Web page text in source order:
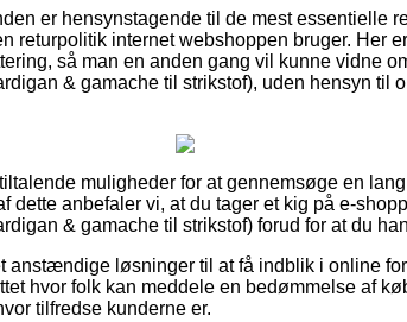
er hensynstagende til de mest essentielle
returpolitik internet webshoppen bruger. Her
så man en anden gang vil kunne vidne
& gamache til strikstof), uden hensyn til
muligheder for at gennemsøge en
dette anbefaler vi, at du tager et kig på e-
& gamache til strikstof) forud for at du
anstændige løsninger til at få indblik i online
hvor folk kan meddele en bedømmelse af
tilfredse kunderne er.